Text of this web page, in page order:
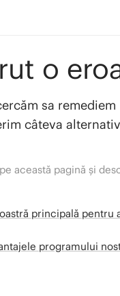
o
sa
câteva
această pagină și
principală pentru
programului